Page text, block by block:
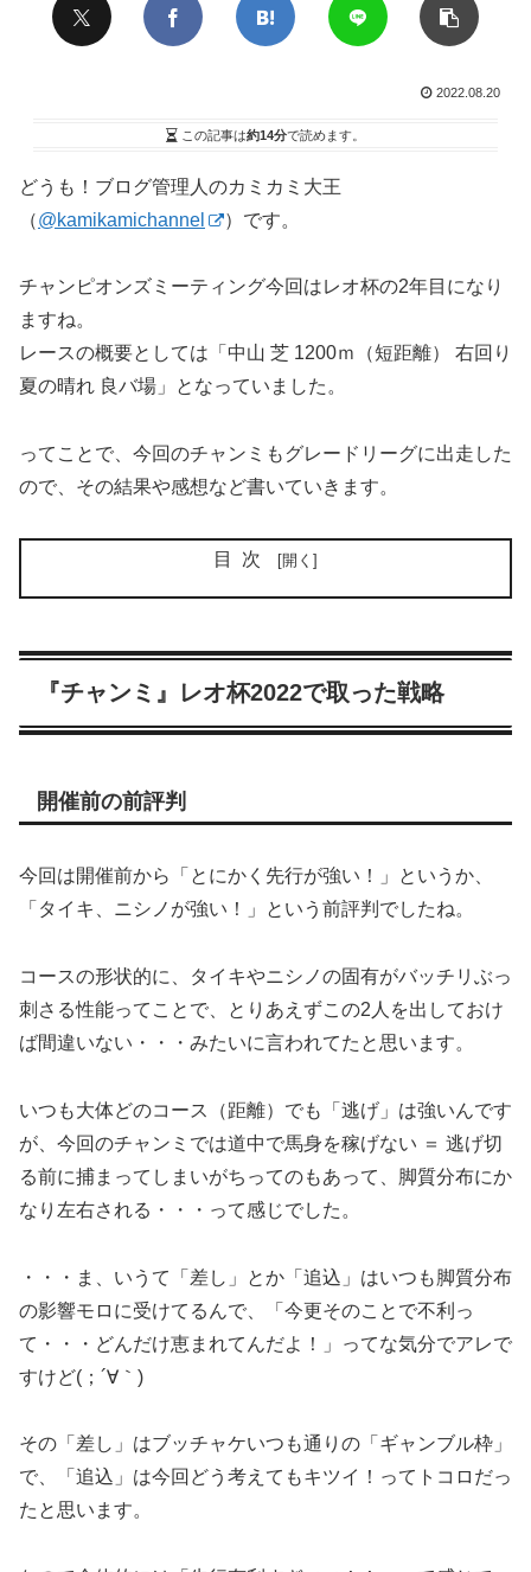
2022.08.20
この記事は約14分で読めます。
どうも！ブログ管理人のカミカミ大王
（@kamikamichannel ）です。
チャンピオンズミーティング今回はレオ杯の2年目になり
ますね。
レースの概要としては「中山 芝 1200ｍ（短距離） 右回り
夏の晴れ 良バ場」となっていました。
ってことで、今回のチャンミもグレードリーグに出走した
ので、その結果や感想など書いていきます。
目次
『チャンミ』レオ杯2022で取った戦略
開催前の前評判
今回は開催前から「とにかく先行が強い！」というか、
「タイキ、ニシノが強い！」という前評判でしたね。
コースの形状的に、タイキやニシノの固有がバッチリぶっ
刺さる性能ってことで、とりあえずこの2人を出しておけ
ば間違いない・・・みたいに言われてたと思います。
いつも大体どのコース（距離）でも「逃げ」は強いんです
が、今回のチャンミでは道中で馬身を稼げない ＝ 逃げ切
る前に捕まってしまいがちってのもあって、脚質分布にか
なり左右される・・・って感じでした。
・・・ま、いうて「差し」とか「追込」はいつも脚質分布
の影響モロに受けてるんで、「今更そのことで不利っ
て・・・どんだけ恵まれてんだよ！」ってな気分でアレで
すけど(；´∀｀)
その「差し」はブッチャケいつも通りの「ギャンブル枠」
で、「追込」は今回どう考えてもキツイ！ってトコロだっ
たと思います。